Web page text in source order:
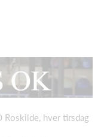
Roskilde, hver tirsdag